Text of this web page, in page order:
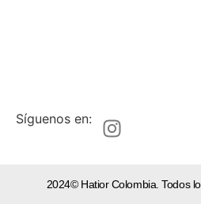
Síguenos en:
2024© Hatior Colombia. Todos